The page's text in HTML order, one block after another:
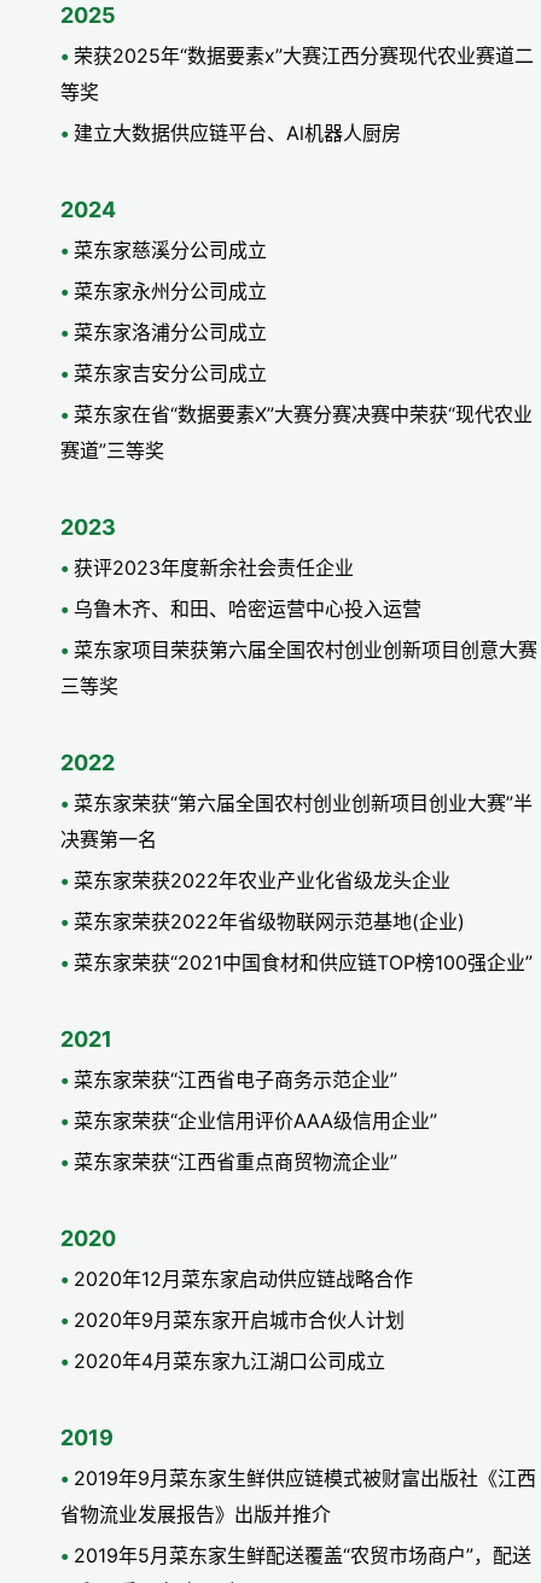
2025
荣获2025年“数据要素x”大赛江西分赛现代农业赛道二
等奖
建立大数据供应链平台、Al机器人厨房
2024
菜东家慈溪分公司成立
菜东家永州分公司成立
菜东家洛浦分公司成立
菜东家吉安分公司成立
菜东家在省“数据要素X”大赛分赛决赛中荣获“现代农业
赛道”三等奖
2023
获评2023年度新余社会责任企业
乌鲁木齐、和田、哈密运营中心投入运营
菜东家项目荣获第六届全国农村创业创新项目创意大赛
三等奖
2022
菜东家荣获“第六届全国农村创业创新项目创业大赛”半
决赛第一名
菜东家荣获2022年农业产业化省级龙头企业
菜东家荣获2022年省级物联网示范基地(企业)
菜东家荣获“2021中国食材和供应链TOP榜100强企业”
2021
菜东家荣获“江西省电子商务示范企业”
菜东家荣获“企业信用评价AAA级信用企业”
菜东家荣获“江西省重点商贸物流企业”
2020
2020年12月菜东家启动供应链战略合作
2020年9月菜东家开启城市合伙人计划
2020年4月菜东家九江湖口公司成立
2019
2019年9月菜东家生鲜供应链模式被财富出版社《江西
省物流业发展报告》出版并推介
2019年5月菜东家生鲜配送覆盖“农贸市场商户”，配送